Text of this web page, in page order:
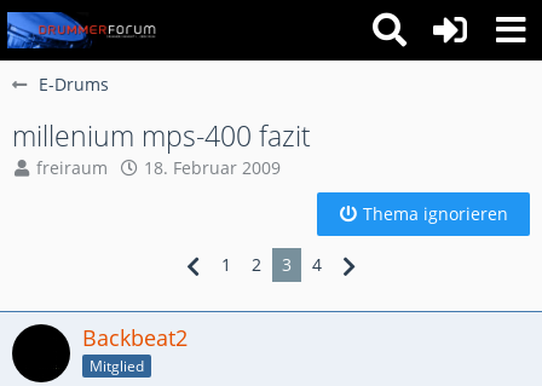
E-Drums
millenium mps-400 fazit
freiraum
18. Februar 2009
Thema ignorieren
1 2 3 4
Backbeat2
Mitglied